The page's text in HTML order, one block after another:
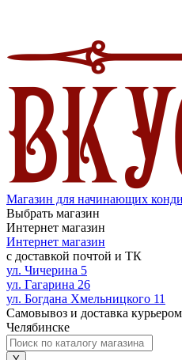
Магазин для начинающих
Выбрать магазин
Интернет магазин
Интернет магазин
с доставкой почтой и ТК
ул. Чичерина 5
ул. Гагарина 26
ул. Богдана Хмельницкого 11
Самовывоз и доставка
Челябинске